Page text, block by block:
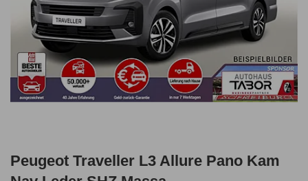
Peugeot Traveller L3 Allure Pano Kam